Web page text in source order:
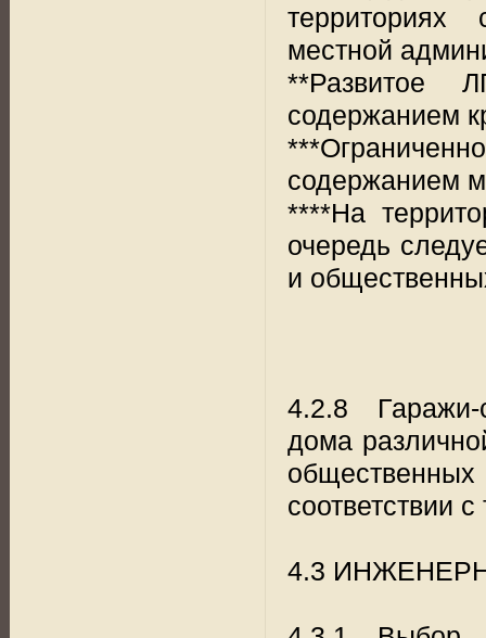
территориях
местной
**Развитое
содержанием
содержанием
****На
очередь
и
4.2.8 Гаражи-
дома
соответствии
4.3